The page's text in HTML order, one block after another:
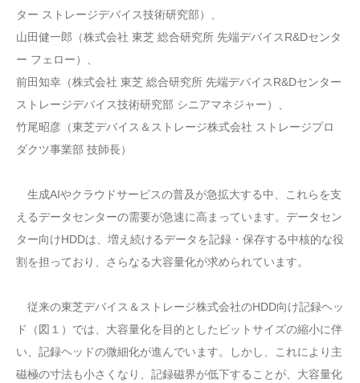
ター ストレージデバイス技術研究部）、
山田健一郎（株式会社 東芝 総合研究所 先端デバイスR&Dセンタ
ー フェロー）、
前田知幸（株式会社 東芝 総合研究所 先端デバイスR&Dセンター
ストレージデバイス技術研究部 シニアマネジャー）、
竹尾昭彦（東芝デバイス＆ストレージ株式会社 ストレージプロ
ダクツ事業部 技師長）
生成AIやクラウドサービスの普及が急拡大する中、これらを支
えるデータセンターの需要が急速に高まっています。データセン
ター向けHDDは、増え続けるデータを記録・保存する中核的な役
割を担っており、さらなる大容量化が求められています。
従来の東芝デバイス＆ストレージ株式会社のHDD向け記録ヘッ
ド（図１）では、大容量化を目的としたビットサイズの縮小に伴
い、記録ヘッドの微細化が進んでいます。しかし、これにより主
磁極の寸法も小さくなり、記録磁界が低下することが、大容量化